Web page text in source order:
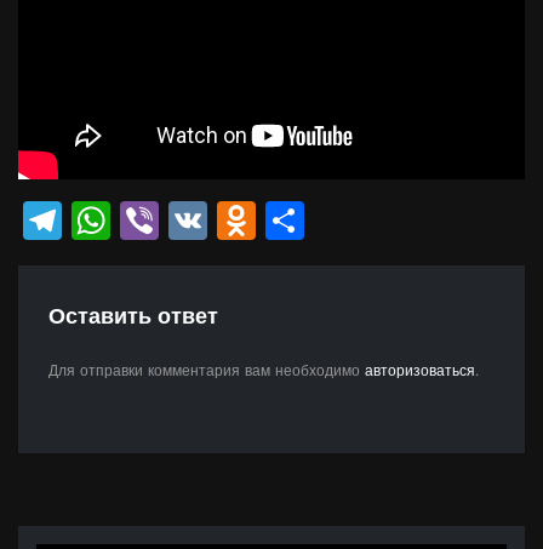
Telegram
WhatsApp
Viber
VK Odnoklassniki
Оставить ответ
Для отправки комментария вам необходимо авторизоваться.